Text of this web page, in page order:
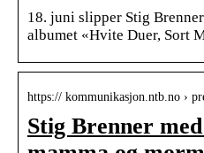
18. juni slipper Stig
albumet «Hvite Duer, Sort
https:// kommunikasjon.ntb.no ›
Stig Brenner